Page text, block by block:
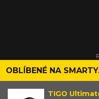
OBLÍBENÉ NA
TIGO